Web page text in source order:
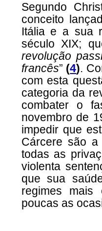
Segundo
conceito
Itália e a sua
século XIX;
revolução
francês” (4).
com esta
categoria da
combater o
novembro de
impedir que
Cárcere são
todas as
violenta
que sua
regimes
poucas as